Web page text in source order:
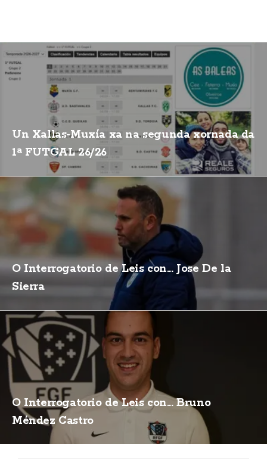
Un Xallas-Muxía xa na segunda xornada da
1ª FUTGAL 26/26
O Interrogatorio de Leis con... Jose De la
Sierra
O Interrogatorio de Leis con... Bruno
Méndez Castro